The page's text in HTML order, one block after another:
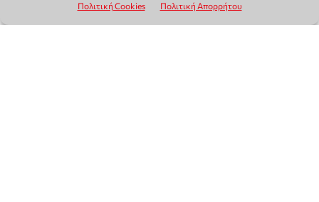
Πολιτική Cookies Πολιτική Απορρήτου